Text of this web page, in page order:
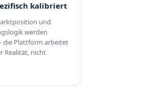
kalibriert
und
werden
Plattform arbeitet
Realität, nicht